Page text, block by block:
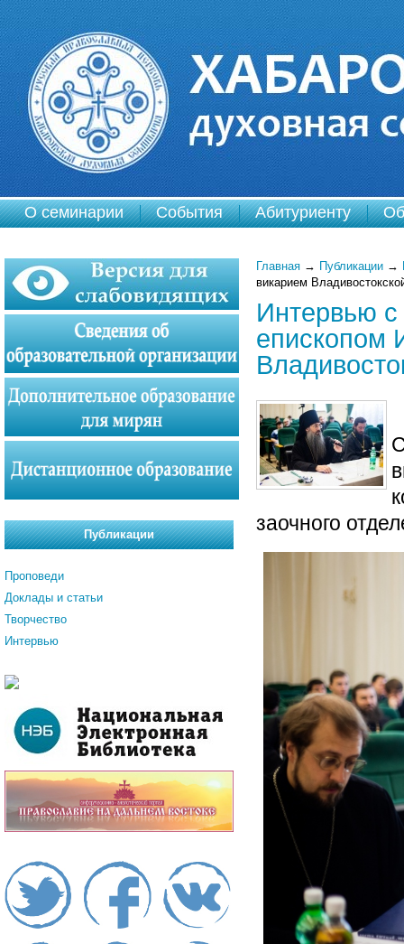
О семинарии События Абитуриенту
Главная → Публикации →
викарием
Интервью
епископом
заочного
Публикации
Проповеди
Доклады и статьи
Творчество
Интервью